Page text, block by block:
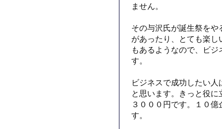
ません。
その与沢氏が誕生祭を
があったり、とても楽
もあるようなので、ビ
す。
ビジネスで成功したい
と思います。きっと役
３０００円です。１０
す。